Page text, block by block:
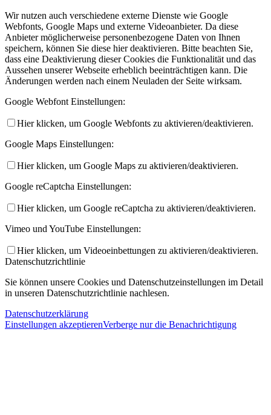
Wir nutzen auch verschiedene externe Dienste wie Google
Webfonts, Google Maps und externe Videoanbieter. Da diese
Anbieter möglicherweise personenbezogene Daten von Ihnen
speichern, können Sie diese hier deaktivieren. Bitte beachten Sie,
dass eine Deaktivierung dieser Cookies die Funktionalität und das
Aussehen unserer Webseite erheblich beeinträchtigen kann. Die
Änderungen werden nach einem Neuladen der Seite wirksam.
Google Webfont Einstellungen:
Hier klicken, um Google Webfonts zu aktivieren/deaktivieren.
Google Maps Einstellungen:
Hier klicken, um Google Maps zu aktivieren/deaktivieren.
Google reCaptcha Einstellungen:
Hier klicken, um Google reCaptcha zu aktivieren/deaktivieren.
Vimeo und YouTube Einstellungen:
Hier klicken, um Videoeinbettungen zu aktivieren/deaktivieren.
Datenschutzrichtlinie
Sie können unsere Cookies und Datenschutzeinstellungen im Detail
in unseren Datenschutzrichtlinie nachlesen.
Datenschutzerklärung
Einstellungen akzeptierenVerberge nur die Benachrichtigung